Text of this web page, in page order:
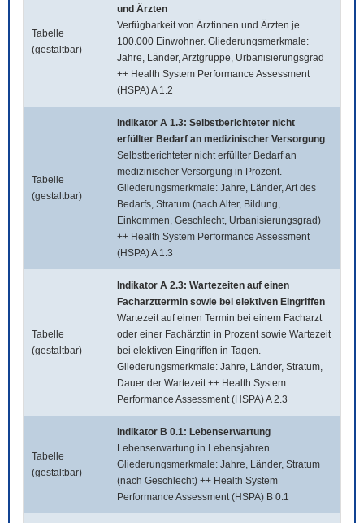
Tabelle
(gestaltbar)
und Ärzten
Verfügbarkeit von Ärztinnen und Ärzten je
100.000 Einwohner. Gliederungsmerkmale:
Jahre, Länder, Arztgruppe, Urbanisierungsgrad
++ Health System Performance Assessment
(HSPA) A 1.2
Tabelle
(gestaltbar)
Indikator A 1.3: Selbstberichteter nicht
erfüllter Bedarf an medizinischer Versorgung
Selbstberichteter nicht erfüllter Bedarf an
medizinischer Versorgung in Prozent.
Gliederungsmerkmale: Jahre, Länder, Art des
Bedarfs, Stratum (nach Alter, Bildung,
Einkommen, Geschlecht, Urbanisierungsgrad)
++ Health System Performance Assessment
(HSPA) A 1.3
Tabelle
(gestaltbar)
Indikator A 2.3: Wartezeiten auf einen
Facharzttermin sowie bei elektiven Eingriffen
Wartezeit auf einen Termin bei einem Facharzt
oder einer Fachärztin in Prozent sowie Wartezeit
bei elektiven Eingriffen in Tagen.
Gliederungsmerkmale: Jahre, Länder, Stratum,
Dauer der Wartezeit ++ Health System
Performance Assessment (HSPA) A 2.3
Tabelle
(gestaltbar)
Indikator B 0.1: Lebenserwartung
Lebenserwartung in Lebensjahren.
Gliederungsmerkmale: Jahre, Länder, Stratum
(nach Geschlecht) ++ Health System
Performance Assessment (HSPA) B 0.1